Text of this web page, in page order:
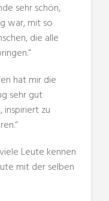
sehr schön,
war, mit so
die alle
hat mir die
sehr gut
inspiriert zu
Leute kennen
mit der selben